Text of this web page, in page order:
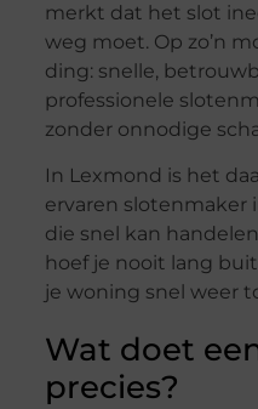
merkt dat het slot
weg moet. Op zo’n
ding: snelle,
professionele
zonder onnodige
In Lexmond is het
ervaren slotenmaker
die snel kan
hoef je nooit lang
je woning snel weer
Wat doet
precies?